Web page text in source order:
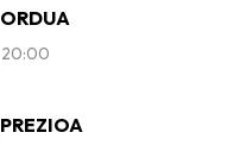
ORDUA
20:00
PREZIOA